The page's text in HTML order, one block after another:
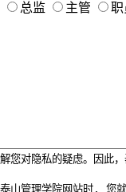
总监 主管